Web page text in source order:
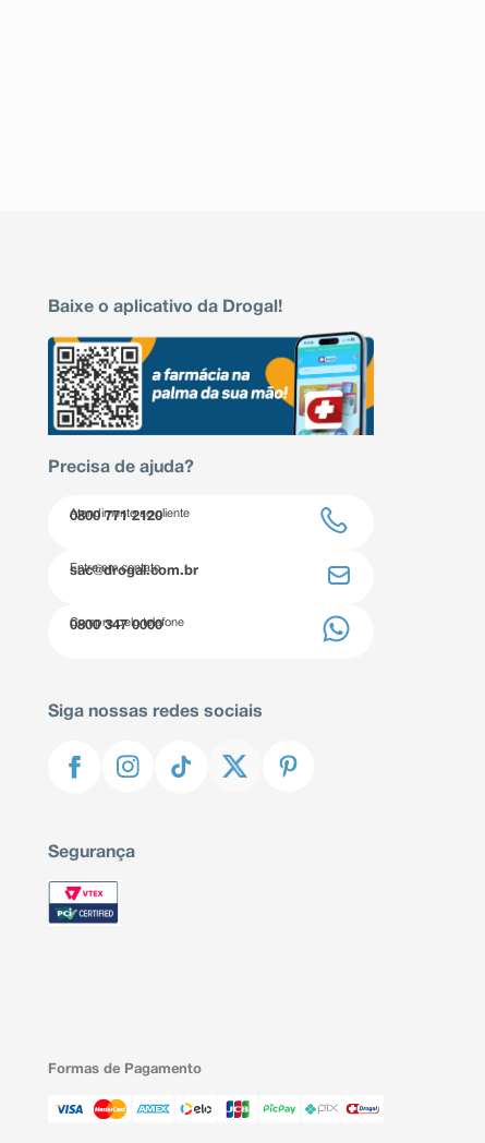
Baixe o aplicativo da Drogal!
Precisa de ajuda?
Atendimento ao cliente
0800 771 2120
Entre em contato
sac@drogal.com.br
Compre pelo telefone
0800 347 0000
Siga nossas redes sociais
Segurança
Formas de Pagamento